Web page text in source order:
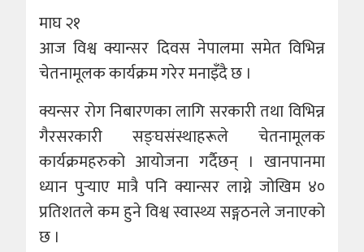
माघ २१
आज विश्व क्यान्सर दिवस नेपालमा समेत विभिन्न
चेतनामूलक कार्यक्रम गरेर मनाइँदै छ ।
क्यन्सर रोग निबारणका लागि सरकारी तथा विभिन्न
गैरसरकारी सङ्घसंस्थाहरूले चेतनामूलक
कार्यक्रमहरुको आयोजना गर्दैछन् । खानपानमा
ध्यान पुर्‍याए मात्रै पनि क्यान्सर लाग्ने जोखिम ४०
प्रतिशतले कम हुने विश्व स्वास्थ्य सङ्गठनले जनाएको
छ ।